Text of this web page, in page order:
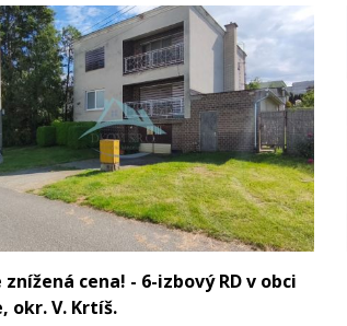
cena! - 6-izbový RD v obci
okr. V. Krtíš.